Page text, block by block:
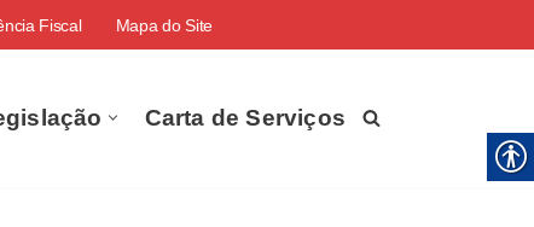
Fiscal Mapa do Site
Carta de Serviços